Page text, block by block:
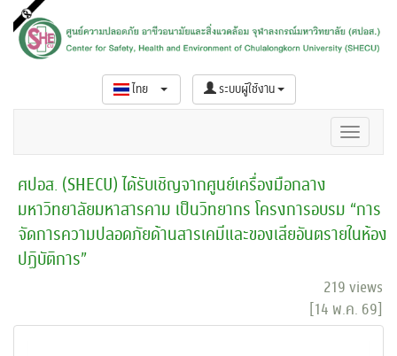
ไทย ระบบผู้ใช้งาน
ศปอส. (SHECU) ได้รับเชิญจากศูนย์เครื่องมือกลาง
มหาวิทยาลัยมหาสารคาม เป็นวิทยากร โครงการอบรม “การ
จัดการความปลอดภัยด้านสารเคมีและของเสียอันตรายในห้อง
ปฏิบัติการ”
219 views
[14 พ.ค. 69]